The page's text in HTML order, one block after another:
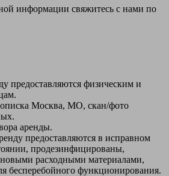
информации свяжитесь с нами по
предоставляются физическим и
Москва, МО, скан/фото
аренды.
предоставляются в исправном
продезинфицированы,
расходными материалами,
бесперебойного функционирования.